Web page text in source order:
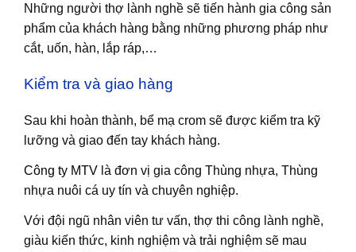
Những người thợ lành nghề sẽ tiến hành gia công sản
phẩm của khách hàng bằng những phương pháp như
cắt, uốn, hàn, lắp ráp,…
Kiểm tra và giao hàng
Sau khi hoàn thành, bể mạ crom sẽ được kiểm tra kỹ
lưỡng và giao đến tay khách hàng.
Công ty MTV là đơn vị gia công Thùng nhựa, Thùng
nhựa nuôi cá uy tín và chuyên nghiệp.
Với đội ngũ nhân viên tư vấn, thợ thi công lành nghề,
giàu kiến thức, kinh nghiệm và trải nghiệm sẽ mau